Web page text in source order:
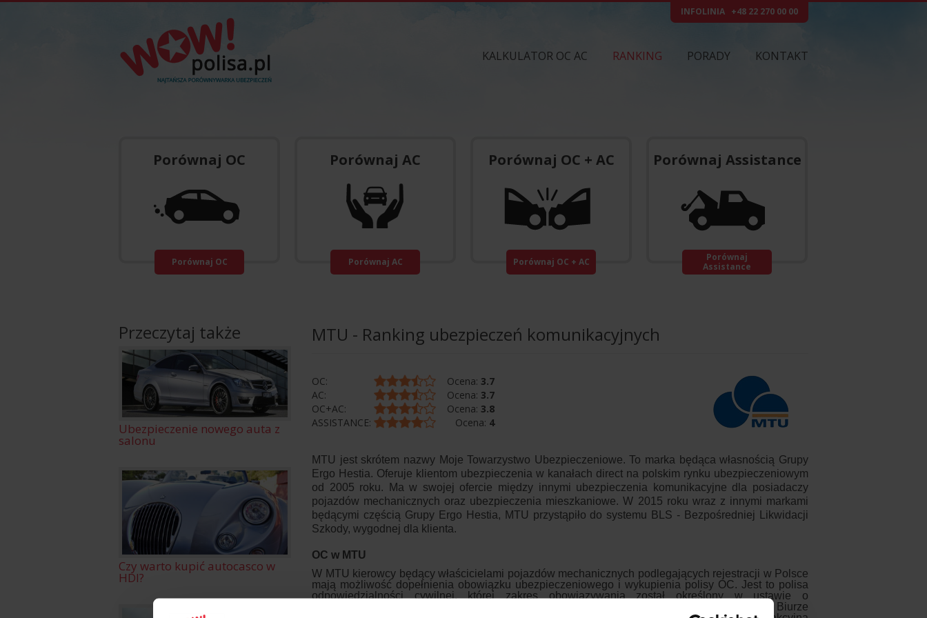
INFOLINIA +48 22 270 00 00
KONTAKT
PORADY
RANKING
KALKULATOR OC AC
Porównaj OC
Porównaj OC
Porównaj AC
Porównaj AC
Porównaj OC + AC
Porównaj OC + AC
Porównaj Assistance
Porównaj
Assistance
Przeczytaj także
Ubezpieczenie nowego auta z
salonu
Czy warto kupić autocasco w
HDI?
MTU - Ranking ubezpieczeń komunikacyjnych
OC: Ocena: 3.7
AC:
Ocena: 3.7
OC+AC:
Ocena: 3.8
ASSISTANCE:
Ocena: 4
MTU jest skrótem nazwy Moje Towarzystwo Ubezpieczeniowe. To marka będąca własnością Grupy
Ergo Hestia. Oferuje klientom ubezpieczenia w kanałach direct na polskim rynku ubezpieczeniowym
od 2005 roku. Ma w swojej ofercie między innymi ubezpieczenia komunikacyjne dla posiadaczy
pojazdów mechanicznych oraz ubezpieczenia mieszkaniowe. W 2015 roku wraz z innymi markami
będącymi częścią Grupy Ergo Hestia, MTU przystąpiło do systemu BLS - Bezpośredniej Likwidacji
Szkody, wygodnej dla klienta.
OC w MTU
W MTU kierowcy będący właścicielami pojazdów mechanicznych podlegających rejestracji w Polsce
mają możliwość dopełnienia obowiązku ubezpieczeniowego i wykupienia polisy OC. Jest to polisa
odpowiedzialności cywilnej, której zakres obowiązywania został określony w ustawie o
Ubezpieczeniu Obowiązkowym, Ubezpieczeniowym Funduszu Gwarancyjnym i Polskim Biurze